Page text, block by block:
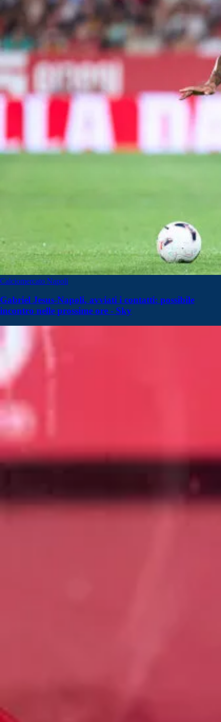
Calciomercato Napoli
Gabriel Jesus-Napoli, avviati i contatti: possibile
incontro nelle prossime ore - Sky